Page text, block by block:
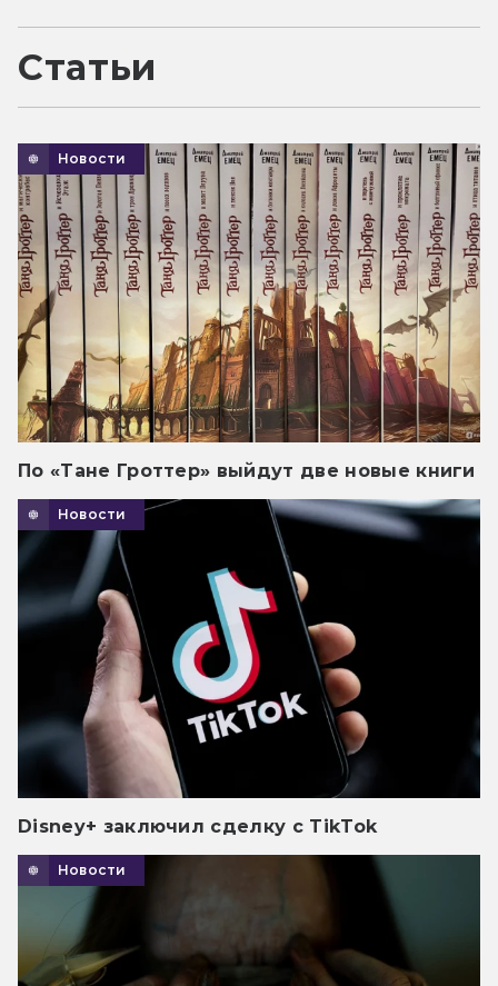
Статьи
Новости
По «Тане Гроттер» выйдут две новые книги
Новости
Disney+ заключил сделку с TikTok
Новости